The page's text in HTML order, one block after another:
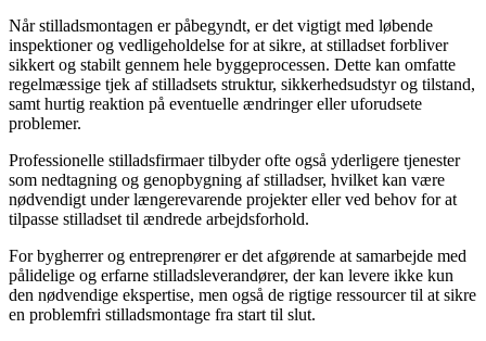
Når stilladsmontagen er påbegyndt, er det vigtigt med løbende
inspektioner og vedligeholdelse for at sikre, at stilladset forbliver
sikkert og stabilt gennem hele byggeprocessen. Dette kan omfatte
regelmæssige tjek af stilladsets struktur, sikkerhedsudstyr og tilstand,
samt hurtig reaktion på eventuelle ændringer eller uforudsete
problemer.
Professionelle stilladsfirmaer tilbyder ofte også yderligere tjenester
som nedtagning og genopbygning af stilladser, hvilket kan være
nødvendigt under længerevarende projekter eller ved behov for at
tilpasse stilladset til ændrede arbejdsforhold.
For bygherrer og entreprenører er det afgørende at samarbejde med
pålidelige og erfarne stilladsleverandører, der kan levere ikke kun
den nødvendige ekspertise, men også de rigtige ressourcer til at sikre
en problemfri stilladsmontage fra start til slut.